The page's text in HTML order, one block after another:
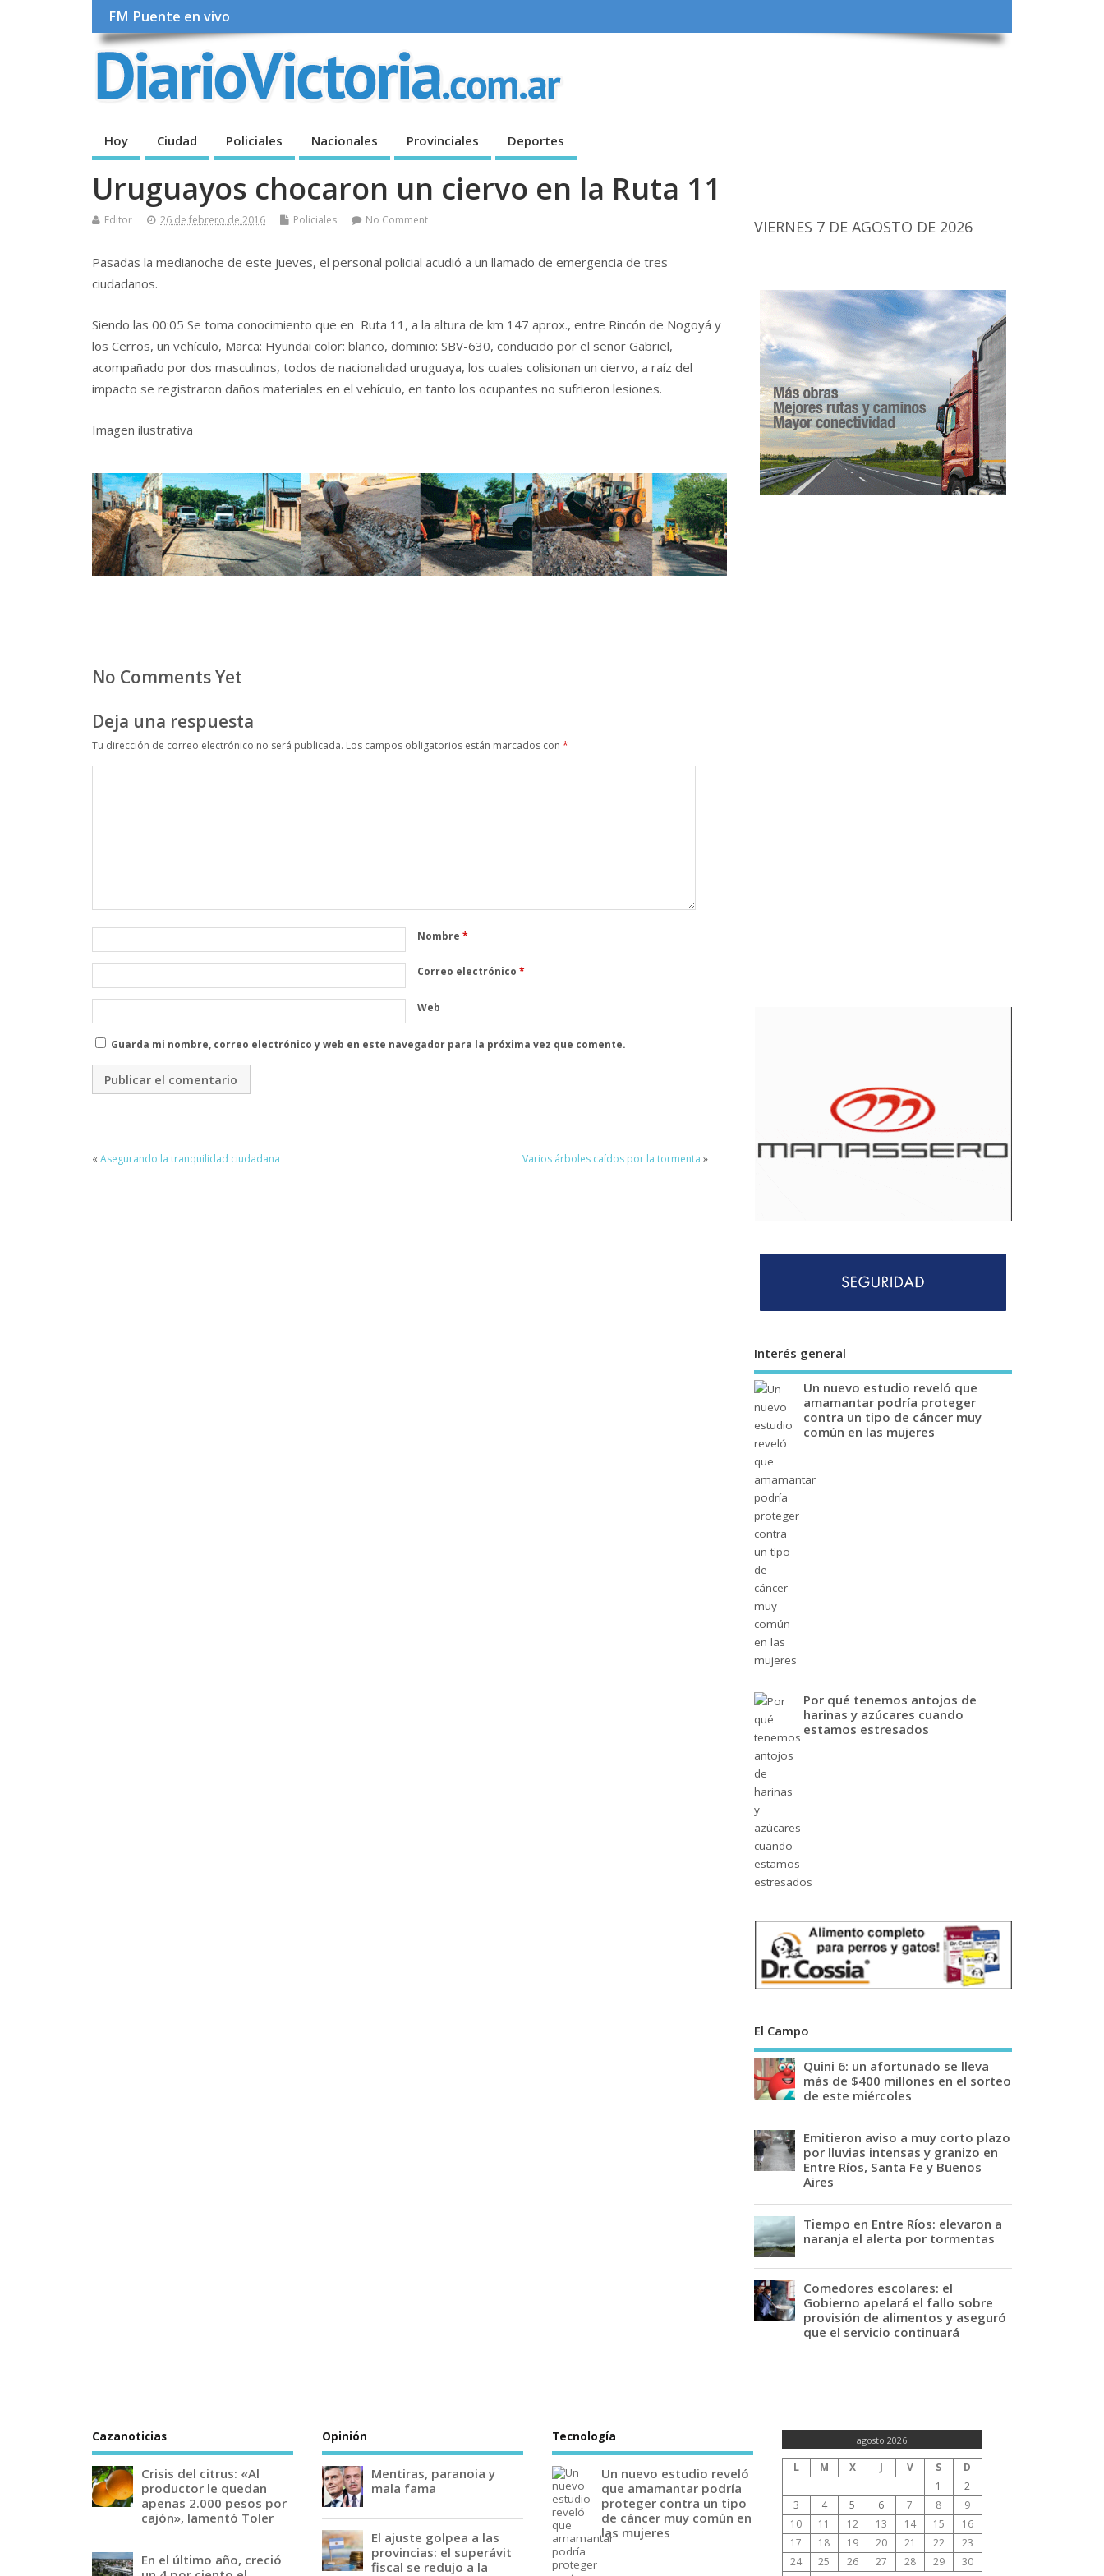
FM Puente en vivo
Hoy Ciudad Policiales Nacionales Provinciales Deportes
Uruguayos chocaron un ciervo en la Ruta 11
Editor 26 de febrero de 2016 Policiales No Comment
Pasadas la medianoche de este jueves, el personal policial acudió a un llamado de emergencia de tres
ciudadanos.
Siendo las 00:05 Se toma conocimiento que en Ruta 11, a la altura de km 147 aprox., entre Rincón de Nogoyá y
los Cerros, un vehículo, Marca: Hyundai color: blanco, dominio: SBV-630, conducido por el señor Gabriel,
acompañado por dos masculinos, todos de nacionalidad uruguaya, los cuales colisionan un ciervo, a raíz del
impacto se registraron daños materiales en el vehículo, en tanto los ocupantes no sufrieron lesiones.
Imagen ilustrativa
No Comments Yet
Deja una respuesta
Tu dirección de correo electrónico no será publicada. Los campos obligatorios están marcados con *
Nombre *
Correo electrónico *
Web
Guarda mi nombre, correo electrónico y web en este navegador para la próxima vez que comente.
« Asegurando la tranquilidad ciudadana Varios árboles caídos por la tormenta »
VIERNES 7 DE AGOSTO DE 2026
Interés general
Un nuevo estudio reveló que
amamantar podría proteger
contra un tipo de cáncer muy
común en las mujeres
Por qué tenemos antojos de
harinas y azúcares cuando
estamos estresados
El Campo
Quini 6: un afortunado se lleva
más de $400 millones en el sorteo
de este miércoles
Emitieron aviso a muy corto plazo
por lluvias intensas y granizo en
Entre Ríos, Santa Fe y Buenos
Aires
Tiempo en Entre Ríos: elevaron a
naranja el alerta por tormentas
Comedores escolares: el
Gobierno apelará el fallo sobre
provisión de alimentos y aseguró
que el servicio continuará
Cazanoticias
Crisis del citrus: «Al
productor le quedan
apenas 2.000 pesos por
cajón», lamentó Toler
En el último año, creció
Opinión
Mentiras, paranoia y
mala fama
El ajuste golpea a las
provincias: el superávit
fiscal se redujo a la
Tecnología
Un nuevo estudio reveló
que amamantar podría
proteger contra un tipo
de cáncer muy común en
las mujeres
agosto 2026
L M X J V S
D
1
2
3
4 5 6 7 8
9
10
11 12 13 14 15
16
17
18 19 20 21 22
23
24
25 26 27 28 29
30